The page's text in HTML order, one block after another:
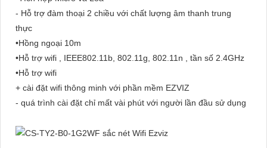
- Hỗ trợ đàm thoại 2 chiều với chất lượng âm thanh trung
thực
•Hồng ngoại 10m
•Hỗ trợ wifi , IEEE802.11b, 802.11g, 802.11n , tần số 2.4GHz
•Hỗ trợ wifi
+ cài đặt wifi thông minh với phần mềm EZVIZ
- quá trình cài đặt chỉ mất vài phút với người lần đầu sử dụng